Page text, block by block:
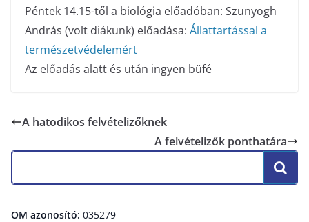
Péntek 14.15-től a biológia előadóban: Szunyogh
András (volt diákunk) előadása: Állattartással a
természetvédelemért
Az előadás alatt és után ingyen büfé
A hatodikos felvételizőknek
A felvételizők ponthatára
OM azonosító: 035279